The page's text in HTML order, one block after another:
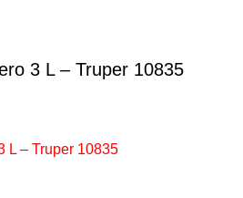
3 L – Truper 10835
L – Truper 10835